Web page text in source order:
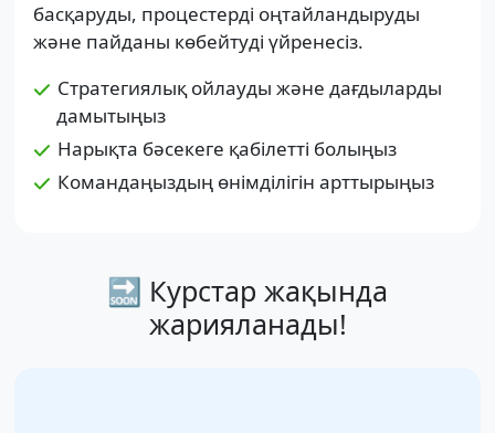
басқаруды, процестерді оңтайландыруды
және пайданы көбейтуді үйренесіз.
Стратегиялық ойлауды және дағдыларды
дамытыңыз
Нарықта бәсекеге қабілетті болыңыз
Командаңыздың өнімділігін арттырыңыз
🔜 Курстар жақында
жарияланады!